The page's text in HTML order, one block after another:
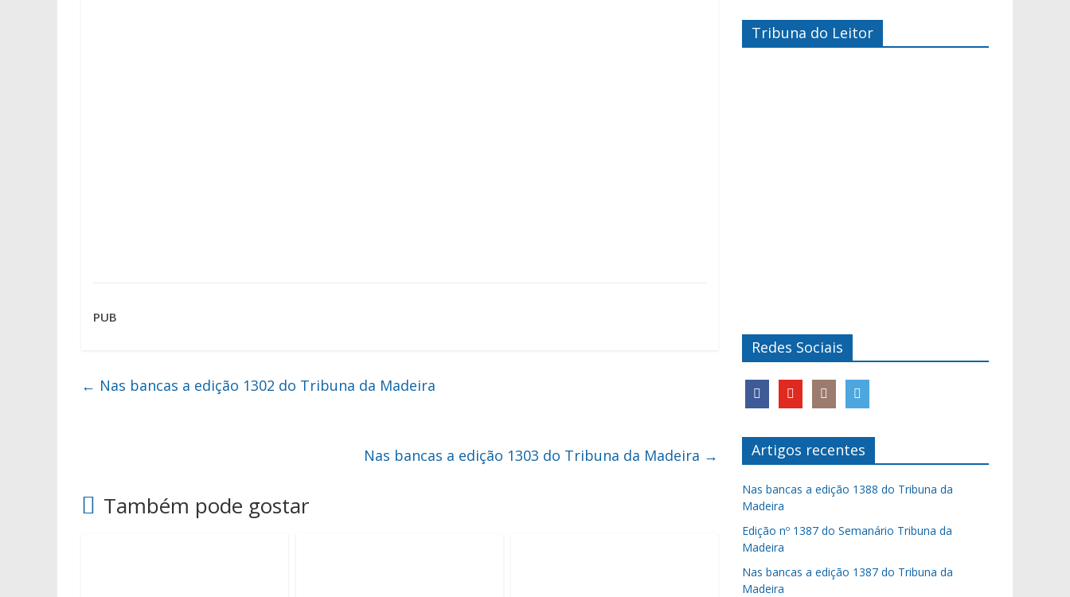
PUB
← Nas bancas a edição 1302 do Tribuna da Madeira
Nas bancas a edição 1303 do Tribuna da Madeira →
Também pode gostar
Tribuna do Leitor
Redes Sociais
Artigos recentes
Nas bancas a edição 1388 do Tribuna da
Madeira
Edição nº 1387 do Semanário Tribuna da
Madeira
Nas bancas a edição 1387 do Tribuna da
Madeira